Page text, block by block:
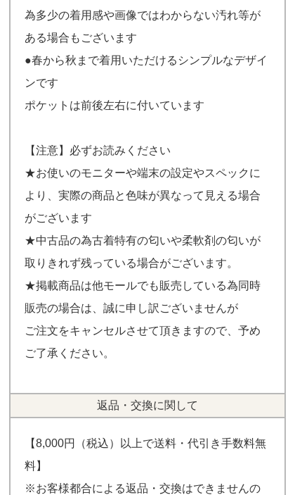
為多少の着用感や画像ではわからない汚れ等が
ある場合もございます
●春から秋まで着用いただけるシンプルなデザイ
ンです
ポケットは前後左右に付いています
【注意】必ずお読みください
★お使いのモニターや端末の設定やスペックに
より、実際の商品と色味が異なって見える場合
がございます
★中古品の為古着特有の匂いや柔軟剤の匂いが
取りきれず残っている場合がございます。
★掲載商品は他モールでも販売している為同時
販売の場合は、誠に申し訳ございませんが
ご注文をキャンセルさせて頂きますので、予め
ご了承ください。
返品・交換に関して
【8,000円（税込）以上で送料・代引き手数料無
料】
※お客様都合による返品・交換はできませんの